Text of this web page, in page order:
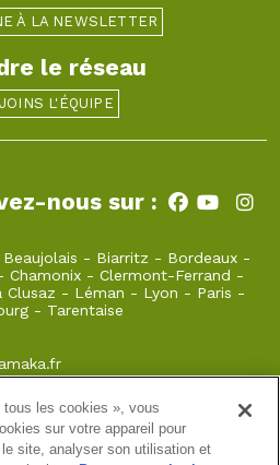
À LA NEWSLETTER
le réseau
L'ÉQUIPE
nous sur :
Beaujolais - Biarritz - Bordeaux -
Chamonix - Clermont-Ferrand -
Clusaz - Léman - Lyon - Paris -
- Tarentaise
GRENOBLE
les cookies », vous
sur votre appareil pour
site, analyser son utilisation et